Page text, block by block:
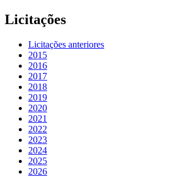
Licitações
Licitações anteriores
2015
2016
2017
2018
2019
2020
2021
2022
2023
2024
2025
2026